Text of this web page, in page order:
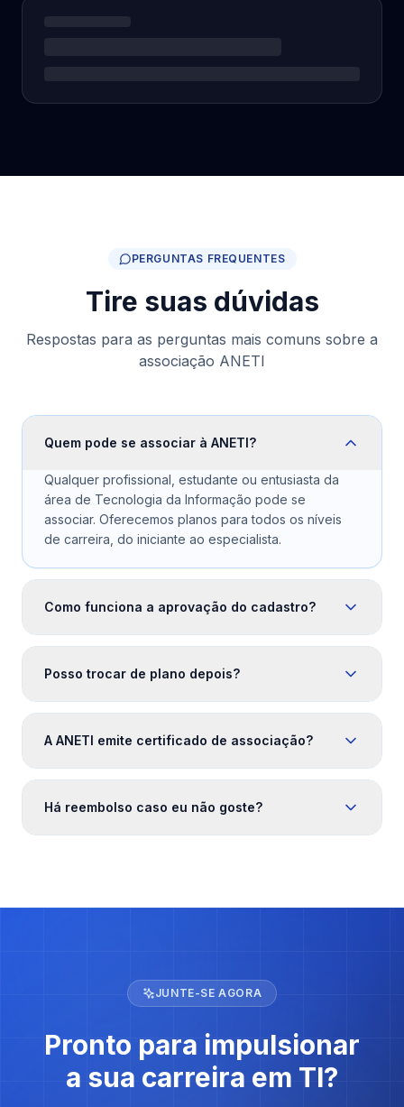
PERGUNTAS FREQUENTES
Tire suas dúvidas
Respostas para as perguntas mais comuns sobre a
associação ANETI
Quem pode se associar à ANETI?
Qualquer profissional, estudante ou entusiasta da
área de Tecnologia da Informação pode se
associar. Oferecemos planos para todos os níveis
de carreira, do iniciante ao especialista.
Como funciona a aprovação do cadastro?
Posso trocar de plano depois?
A ANETI emite certificado de associação?
Há reembolso caso eu não goste?
JUNTE-SE AGORA
Pronto para impulsionar
a sua carreira em TI?